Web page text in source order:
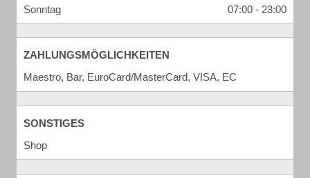
Sonntag
07:00 - 23:00
ZAHLUNGSMÖGLICHKEITEN
Maestro, Bar, EuroCard/MasterCard, VISA, EC
SONSTIGES
Shop